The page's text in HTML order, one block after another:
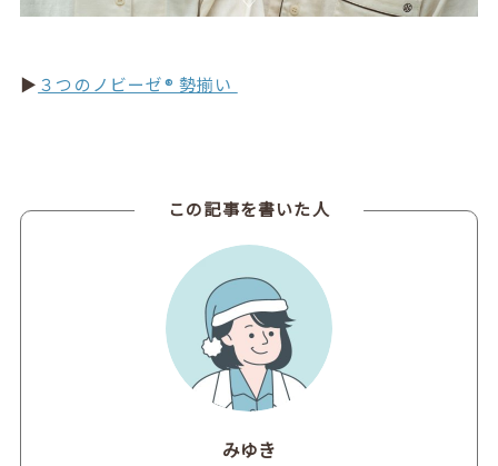
▶︎ ３つのノビーゼ® 勢揃い
この記事を書いた人
みゆき